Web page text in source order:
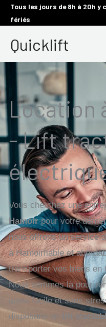
AllerTous les jours de 8h à 20h
fériés
Quicklift
Location
- Lift
Vous cherchez une
Hamoirpour votre
nous offrons un service
à Hamoirfiable et
transporter vos biens en
Nous sommes là pour
aussi facile et sans
disposons de
lift